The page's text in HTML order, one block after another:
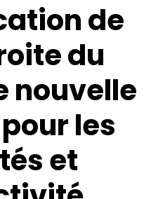
de
du
nouvelle
les
et